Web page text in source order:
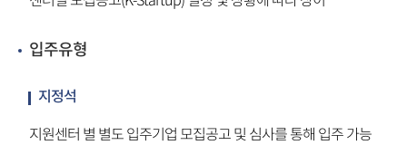
입주유형
지정석
지원센터 별 별도 입주기업 모집공고 및 심사를 통해 입주 가능